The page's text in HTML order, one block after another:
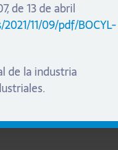
de 13 de abril
11/09/pdf/BOCYL-
de la industria